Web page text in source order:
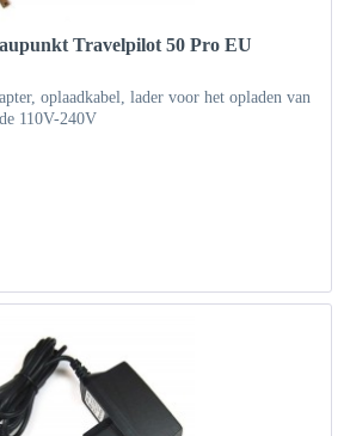
Travelpilot 50 Pro EU
oplaadkabel, lader voor het opladen van
110V-240V